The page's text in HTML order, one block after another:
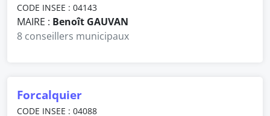
CODE INSEE : 04143
MAIRE : Benoît GAUVAN
8 conseillers municipaux
Forcalquier
CODE INSEE : 04088